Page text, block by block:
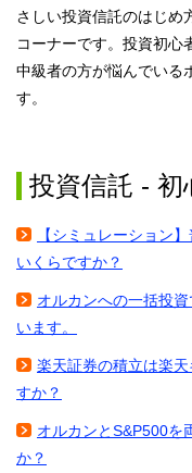
さしい投資信託のはじめ
コーナーです。投資初心
中級者の方が悩んでいる
す。
投資信託 - 初
【シミュレーション
いくらですか？
オルカンへの一括投
います。
楽天証券の積立は楽
すか？
オルカンとS&P500を
か？